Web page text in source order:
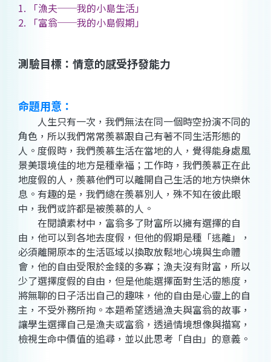
1. 「漁夫──我的小島生活」
2. 「富翁──我的小島假期」
測驗目標：情意的感受抒發能力
命題用意：
人生只有一次，我們無法在同一個時空扮演不同的
角色，所以我們常常羨慕跟自己有著不同生活形態的
人。度假時，我們羨慕生活在當地的人，覺得能身處風
景美環境佳的地方是種幸福；工作時，我們羨慕正在此
地度假的人，羨慕他們可以離開自己生活的地方快樂休
息。有趣的是，我們總在羨慕別人，殊不知在彼此眼
中，我們或許都是被羨慕的人。
在閱讀素材中，富翁多了財富所以擁有選擇的自
由，他可以到各地去度假，但他的假期是種「逃離」，
必須離開原本的生活區域以換取放鬆地心境與生命體
會，他的自由受限於金錢的多寡；漁夫沒有財富，所以
少了選擇度假的自由，但是他能選擇面對生活的態度，
將無聊的日子活出自己的趣味，他的自由是心靈上的自
主，不受外務所拘。本題希望透過漁夫與富翁的故事，
讓學生選擇自己是漁夫或富翁，透過情境想像與描寫，
檢視生命中價值的追尋，並以此思考「自由」的意義。